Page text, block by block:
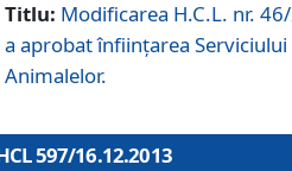
Titlu: Modificarea H.C.L. nr.
a aprobat înfiinţarea Serviciului
Animalelor.
597/16.12.2013